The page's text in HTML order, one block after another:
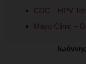
CDC – HPV
Mayo Clinic –